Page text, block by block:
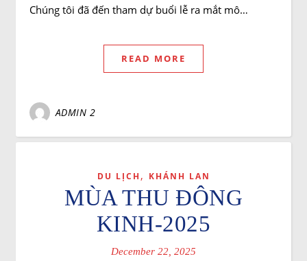
Chúng tôi đã đến tham dự buổi lễ ra mắt mô…
READ MORE
ADMIN 2
DU LỊCH , KHÁNH LAN
MÙA THU ĐÔNG
KINH-2025
December 22, 2025